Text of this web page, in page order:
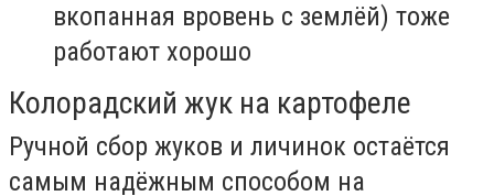
вкопанная вровень с землёй) тоже
работают хорошо
Колорадский жук на картофеле
Ручной сбор жуков и личинок остаётся
самым надёжным способом на